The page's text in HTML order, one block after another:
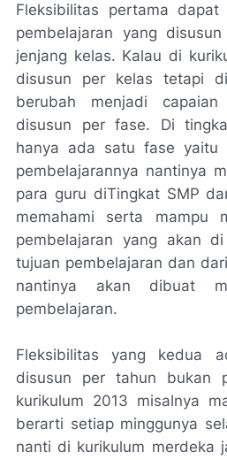
Fleksibilitas pertama
pembelajaran yang
jenjang kelas. Kalau di
disusun per kelas tetapi
berubah menjadi capaian
disusun per fase. Di
hanya ada satu fase yaitu
pembelajarannya nantinya
para guru diTingkat SMP
memahami serta mampu
pembelajaran yang akan
tujuan pembelajaran dan
nantinya akan dibuat
pembelajaran.
Fleksibilitas yang kedua
disusun per tahun bukan
kurikulum 2013 misalnya
berarti setiap minggunya
nanti di kurikulum merdeka